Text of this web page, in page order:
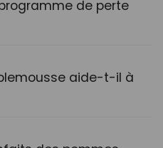
de perte
aide-t-il à